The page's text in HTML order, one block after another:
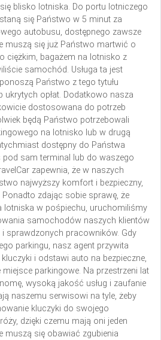
blisko lotniska. Do portu lotniczego
się Państwo w 5 minut za
autobusu, dostępnego zawsze
muszą się już Państwo martwić o
ciężkim, bagażem na lotnisko z
samochód. Usługa ta jest
Państwo z tego tytułu
opłat. Dodatkowo nasza
dostosowana do potrzeb
będą Państwo potrzebowali
na lotnisko lub w drugą
dostępny do Państwa
pod sam terminal lub do waszego
zapewnia, że w naszych
najwyższy komfort i bezpieczny,
Ponadto zdając sobie sprawę, że
lotniska w pośpiechu, uruchomiliśmy
samochodów naszych klientów
sprawdzonych pracowników. Gdy
parkingu, nasz agent przywita
i odstawi auto na bezpieczne,
parkingowe. Na przestrzeni lat
wysoką jakość usług i zaufanie
naszemu serwisowi na tyle, żeby
kluczyki do swojego
dzięki czemu mają oni jeden
muszą się obawiać zgubienia